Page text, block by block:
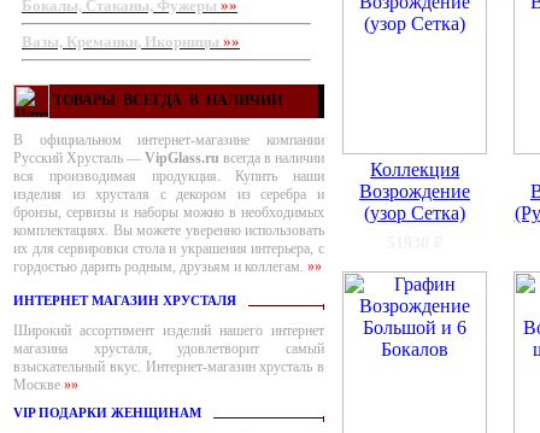
Бокалы, Стаканы, Фужеры »»
Вазы, Креманки, Икорницы »»
ТОВАРЫ ВСЕГДА В НАЛИЧИИ
В официальном интернет-магазине компании
Русский Хрусталь — VipGlass.ru всегда в наличии
вся производимая продукция. Купить наши
изделия из хрусталя с декором из серебра и
бронзы, сервизы и наборы можно в необходимых
комплектациях. Вы можете уверенно использовать
их для сервировки стола и украшения интерьера, с
гордостью дарить родным, друзьям и коллегам. »»
ИНТЕРНЕТ МАГАЗИН ХРУСТАЛЯ
Широкий ассортимент изделий нашего интернет
магазина хрусталя, удовлетворит самый
взыскательный вкус. Интернет-магазин хрусталь в
Москве »»
VIP ПОДАРКИ ЖЕНЩИНАМ
Коллекция
Возрождение
(узор Сетка)